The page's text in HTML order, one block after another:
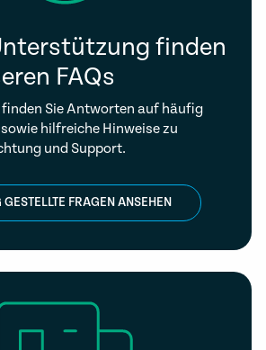
finden
FAQs
finden Sie Antworten auf häufig
hilfreiche Hinweise zu
und Support.
GESTELLTE FRAGEN ANSEHEN